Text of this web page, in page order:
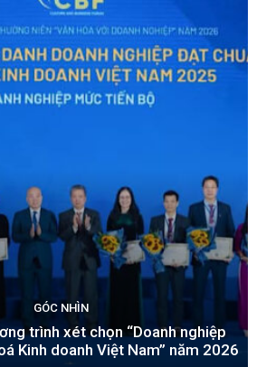
GÓC NHÌN
trình xét chọn “Doanh nghiệp
Kinh doanh Việt Nam” năm 2026